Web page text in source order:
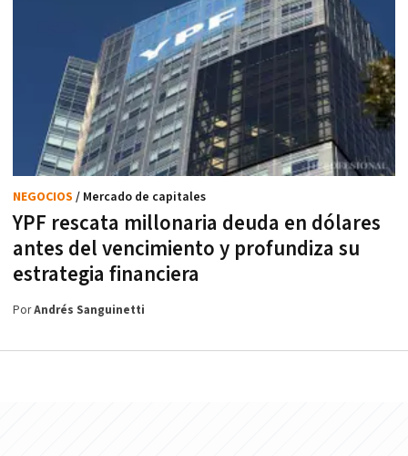
YPF rescata millonaria deuda en dólares
antes del vencimiento y profundiza su
estrategia financiera
NEGOCIOS / Mercado de capitales
PorAndrés Sanguinetti